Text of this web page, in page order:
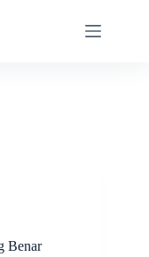
Benar